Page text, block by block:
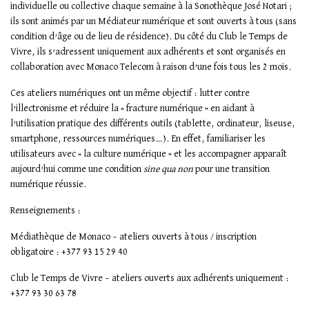
individuelle ou collective chaque semaine à la Sonothèque José Notari ;
ils sont animés par un Médiateur numérique et sont ouverts à tous (sans
condition d’âge ou de lieu de résidence). Du côté du Club le Temps de
Vivre, ils s’adressent uniquement aux adhérents et sont organisés en
collaboration avec Monaco Telecom à raison d’une fois tous les 2 mois.
Ces ateliers numériques ont un même objectif : lutter contre
l’illectronisme et réduire la « fracture numérique » en aidant à
l’utilisation pratique des différents outils (tablette, ordinateur, liseuse,
smartphone, ressources numériques…). En effet, familiariser les
utilisateurs avec « la culture numérique » et les accompagner apparaît
aujourd’hui comme une condition sine qua non pour une transition
numérique réussie.
Renseignements :
Médiathèque de Monaco – ateliers ouverts à tous / inscription
obligatoire : +377 93 15 29 40
Club le Temps de Vivre – ateliers ouverts aux adhérents uniquement :
+377 93 30 63 78